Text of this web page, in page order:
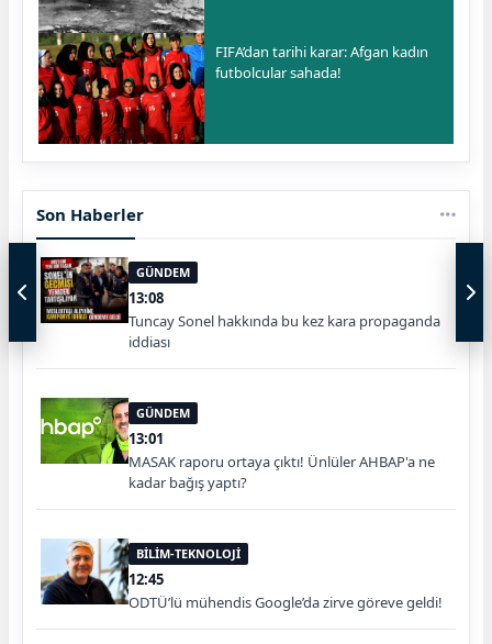
FIFA’dan tarihi karar: Afgan kadın
futbolcular sahada!
Son Haberler
GÜNDEM
13:08
Tuncay Sonel hakkında bu kez kara propaganda
iddiası
GÜNDEM
13:01
MASAK raporu ortaya çıktı! Ünlüler AHBAP'a ne
kadar bağış yaptı?
BİLİM-TEKNOLOJİ
12:45
ODTÜ’lü mühendis Google’da zirve göreve geldi!